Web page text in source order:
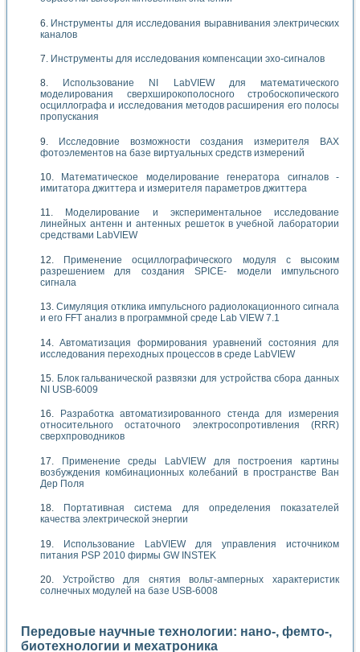
Инструменты для исследования выравнивания электрических
каналов
Инструменты для исследования компенсации эхо-сигналов
Использование NI LabVIEW для математического
моделирования сверхширокополосного стробоскопического
осциллографа и исследования методов расширения его полосы
пропускания
Исследовние возможности создания измерителя ВАХ
фотоэлементов на базе виртуальных средств измерений
Математическое моделирование генератора сигналов -
имитатора джиттера и измерителя параметров джиттера
Моделирование и экспериментальное исследование
линейных антенн и антенных решеток в учебной лаборатории
средствами LabVIEW
Применение осциллографического модуля с высоким
разрешением для создания SPICE- модели импульсного
сигнала
Симуляция отклика импульсного радиолокационного сигнала
и его FFT анализ в программной среде Lab VIEW 7.1
Автоматизация формирования уравнений состояния для
исследования переходных процессов в среде LabVIEW
Блок гальванической развязки для устройства сбора данных
NI USB-6009
Разработка автоматизированного стенда для измерения
относительного остаточного электросопротивления (RRR)
сверхпроводников
Применение среды LabVIEW для построения картины
возбуждения комбинационных колебаний в пространстве Ван
Дер Поля
Портативная система для определения показателей
качества электрической энергии
Использование LabVIEW для управления источником
питания PSP 2010 фирмы GW INSTEK
Устройство для снятия вольт-амперных характеристик
солнечных модулей на базе USB-6008
Передовые научные технологии: нано-, фемто-,
биотехнологии и мехатроника